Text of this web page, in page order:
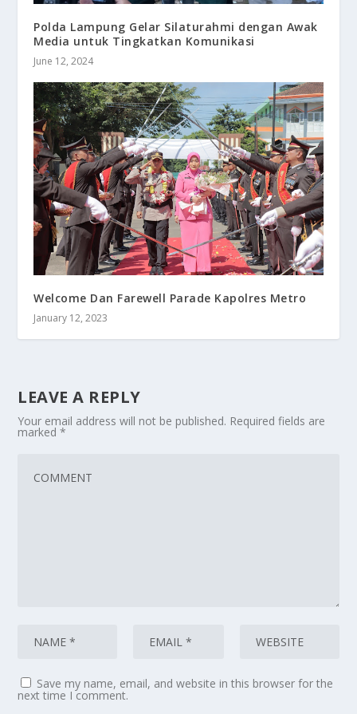
Polda Lampung Gelar Silaturahmi dengan Awak
Media untuk Tingkatkan Komunikasi
June 12, 2024
Welcome Dan Farewell Parade Kapolres Metro
January 12, 2023
LEAVE A REPLY
Your email address will not be published. Required fields are
marked*
Save my name, email, and website in this browser for the
next time I comment.